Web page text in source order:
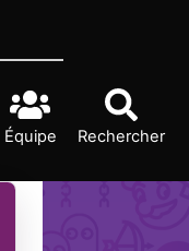
Rechercher
Équipe